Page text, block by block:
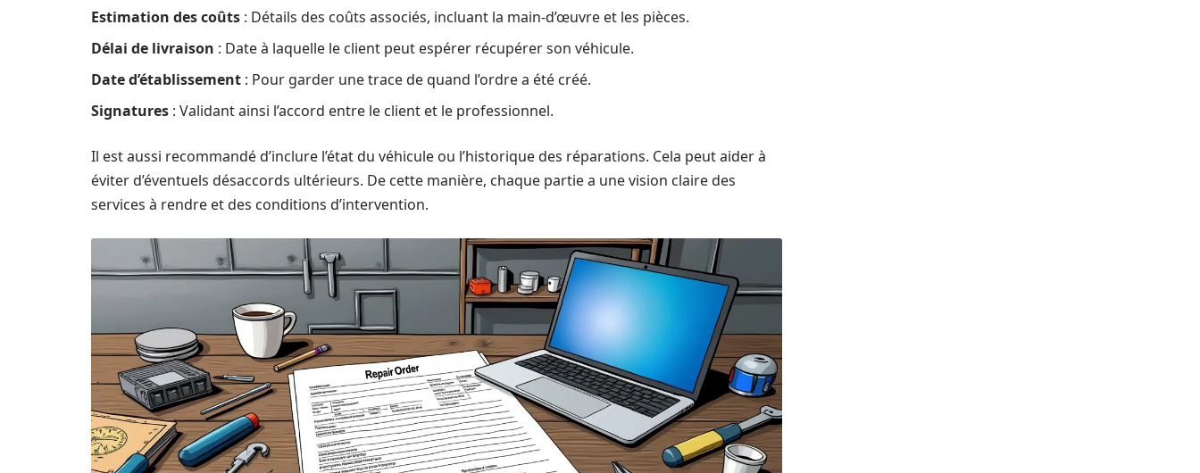
Estimation des coûts : Détails des coûts associés, incluant la main-d’œuvre et les pièces.
Délai de livraison : Date à laquelle le client peut espérer récupérer son véhicule.
Date d’établissement : Pour garder une trace de quand l’ordre a été créé.
Signatures : Validant ainsi l’accord entre le client et le professionnel.
Il est aussi recommandé d’inclure l’état du véhicule ou l’historique des réparations. Cela peut aider à
éviter d’éventuels désaccords ultérieurs. De cette manière, chaque partie a une vision claire des
services à rendre et des conditions d’intervention.